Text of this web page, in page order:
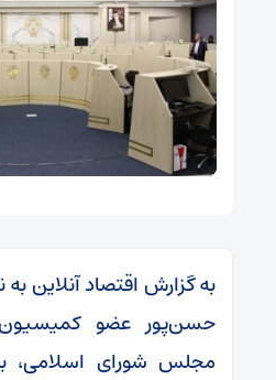
به گزارش اقتصاد آنلاین
حسن‌پور عضو
مجلس شورای اسلامی،